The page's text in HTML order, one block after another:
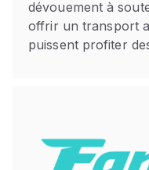
dévouement à
offrir un transport
puissent profiter